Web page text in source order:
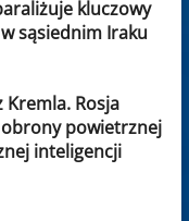
kluczowy
sąsiednim Iraku
Kremla. Rosja
powietrznej
inteligencji